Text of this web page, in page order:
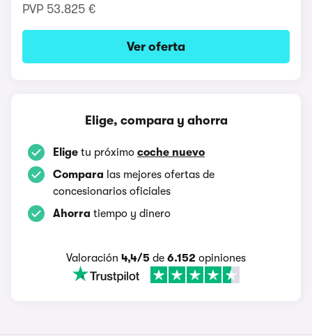
PVP 53.825 €
Ver oferta
Elige, compara y ahorra
Elige tu próximo coche nuevo
Compara las mejores ofertas de
concesionarios oficiales
Ahorra tiempo y dinero
Valoración 4,4/5 de 6.152 opiniones